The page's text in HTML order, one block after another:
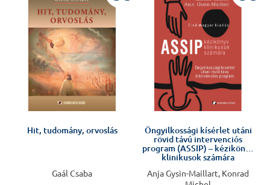
Hit, tudomány, orvoslás
Gaál Csaba
Öngyilkossági kísérlet utáni
rövid távú intervenciós
program (ASSIP) – kézikönyv
klinikusok számára
Anja Gysin-Maillart, Konrad